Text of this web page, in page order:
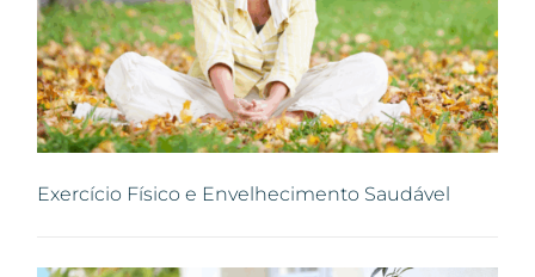
Exercício Físico e Envelhecimento Saudável